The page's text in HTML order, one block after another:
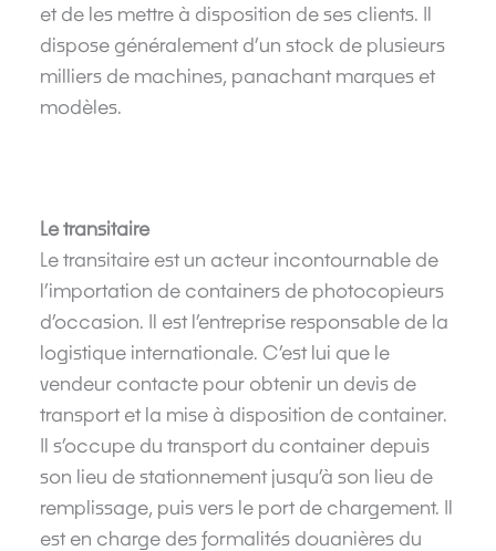
et de les mettre à disposition de ses clients. Il
dispose généralement d’un stock de plusieurs
milliers de machines, panachant marques et
modèles.
Le transitaire
Le transitaire est un acteur incontournable de
l’importation de containers de photocopieurs
d’occasion. Il est l’entreprise responsable de la
logistique internationale. C’est lui que le
vendeur contacte pour obtenir un devis de
transport et la mise à disposition de container.
Il s’occupe du transport du container depuis
son lieu de stationnement jusqu’à son lieu de
remplissage, puis vers le port de chargement. Il
est en charge des formalités douanières du